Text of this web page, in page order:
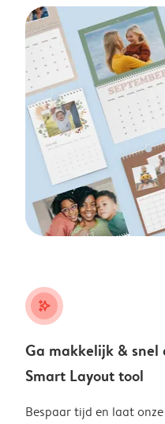
stars_plus
Ga makkelijk & snel
Smart Layout tool
Bespaar tijd en laat